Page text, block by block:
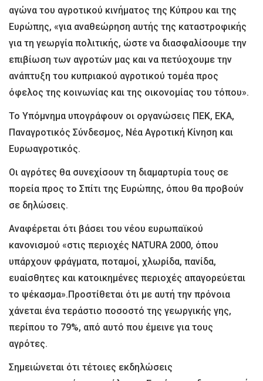
αγώνα του αγροτικού κινήματος της Κύπρου και της
Ευρώπης, «για αναθεώρηση αυτής της καταστροφικής
για τη γεωργία πολιτικής, ώστε να διασφαλίσουμε την
επιβίωση των αγροτών μας και να πετύοχουμε την
ανάπτυξη του κυπριακού αγροτικού τομέα προς
όφελος της κοινωνίας και της οικονομίας του τόπου».
Το Υπόμνημα υπογράφουν οι οργανώσεις ΠΕΚ, ΕΚΑ,
Παναγροτικός Σύνδεσμος, Νέα Αγροτική Κίνηση και
Ευρωαγροτικός.
Οι αγρότες θα συνεχίσουν τη διαμαρτυρία τους σε
πορεία προς το Σπίτι της Ευρώπης, όπου θα προβούν
σε δηλώσεις.
Αναφέρεται ότι βάσει του νέου ευρωπαϊκού
κανονισμού «στις περιοχές NATURA 2000, όπου
υπάρχουν φράγματα, ποταμοί, χλωρίδα, πανίδα,
ευαίσθητες και κατοικημένες περιοχές απαγορεύεται
το ψέκασμα».Προστίθεται ότι με αυτή την πρόνοια
χάνεται ένα τεράστιο ποσοστό της γεωργικής γης,
περίπου το 79%, από αυτό που έμεινε για τους
αγρότες.
Σημειώνεται ότι τέτοιες εκδηλώσεις